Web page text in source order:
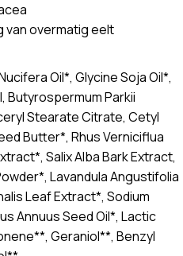
van overmatig eelt
Oil*, Glycine Soja Oil*,
Butyrospermum Parkii
Stearate Citrate, Cetyl
Butter*, Rhus Verniciflua
Salix Alba Bark Extract,
Lavandula Angustifolia
Leaf Extract*, Sodium
Annuus Seed Oil*, Lactic
Geraniol**, Benzyl